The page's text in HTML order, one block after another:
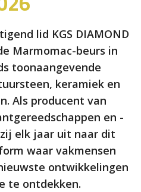
lid KGS DIAMOND
Marmomac-beurs in
toonaangevende
keramiek en
Als producent van
en -
elk jaar uit naar dit
waar vakmensen
ontwikkelingen
te ontdekken.